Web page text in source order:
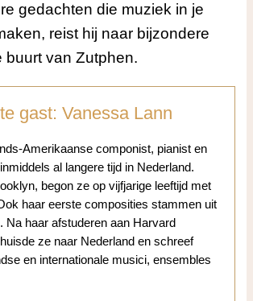
gedachten die muziek in je
reist hij naar bijzondere
buurt van Zutphen.
gast: Vanessa Lann
Amerikaanse componist, pianist en
al langere tijd in Nederland.
begon ze op vijfjarige leeftijd met
haar eerste composities stammen uit
Na haar afstuderen aan Harvard
ze naar Nederland en schreef
en internationale musici, ensembles